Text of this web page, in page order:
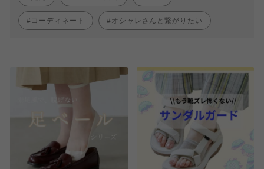
コーディネート オシャレさんと繋がりたい